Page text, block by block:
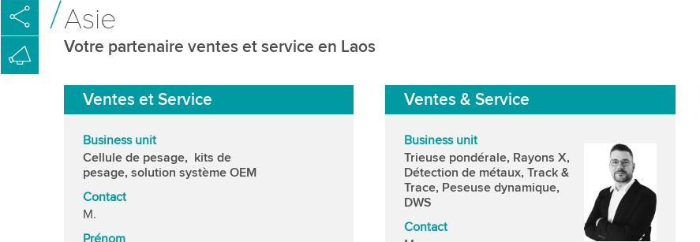
Asie
Votre partenaire ventes et service en Laos
Ventes et Service
Business unit
Cellule de pesage, kits de
pesage, solution système OEM
Contact
M.
Prénom
Ventes & Service
Business unit
Trieuse pondérale, Rayons X,
Détection de métaux, Track &
Trace, Peseuse dynamique,
DWS
Contact